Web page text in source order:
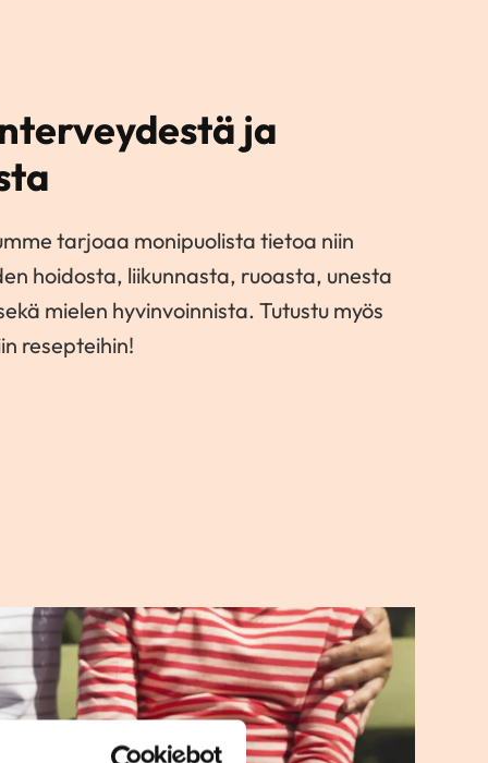
ja
tarjoaa monipuolista tietoa niin
hoidosta, liikunnasta, ruoasta, unesta
mielen hyvinvoinnista. Tutustu myös
resepteihin!